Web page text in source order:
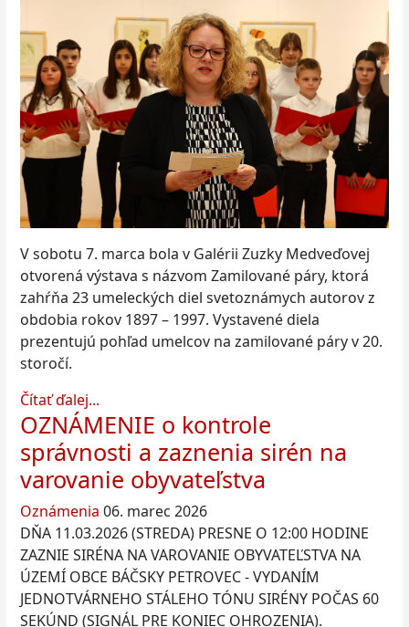
V sobotu 7. marca bola v Galérii Zuzky Medveďovej
otvorená výstava s názvom Zamilované páry, ktorá
zahŕňa 23 umeleckých diel svetoznámych autorov z
obdobia rokov 1897 – 1997. Vystavené diela
prezentujú pohľad umelcov na zamilované páry v 20.
storočí.
Čítať ďalej...
OZNÁMENIE o kontrole
správnosti a zaznenia sirén na
varovanie obyvateľstva
Oznámenia 06. marec 2026
DŇA 11.03.2026 (STREDA) PRESNE O 12:00 HODINE
ZAZNIE SIRÉNA NA VAROVANIE OBYVATEĽSTVA NA
ÚZEMÍ OBCE BÁČSKY PETROVEC - VYDANÍM
JEDNOTVÁRNEHO STÁLEHO TÓNU SIRÉNY POČAS 60
SEKÚND (SIGNÁL PRE KONIEC OHROZENIA).